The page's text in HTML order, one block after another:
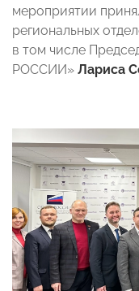
мероприятии
региональных
в том числе
РОССИИ» Лариса